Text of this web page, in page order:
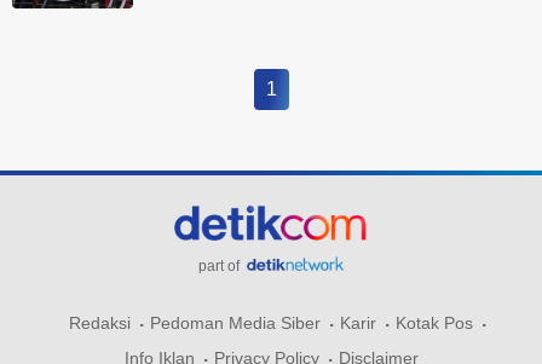
1
part of
Redaksi Pedoman Media Siber Karir
Kotak Pos
Info Iklan
Privacy Policy Disclaimer